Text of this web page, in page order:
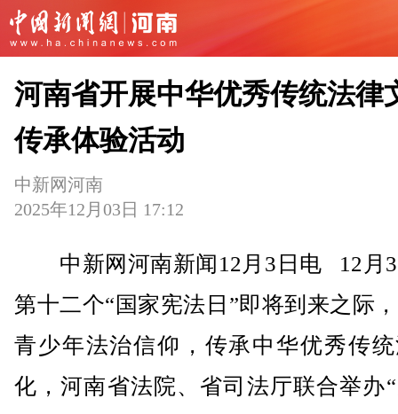
河南省开展中华优秀传统法律
传承体验活动
中新网河南
2025年12月03日 17:12
中新网河南新闻12月3日电 12月3
第十二个“国家宪法日”即将到来之际
青少年法治信仰，传承中华优秀传
化，河南省法院、省司法厅联合举办